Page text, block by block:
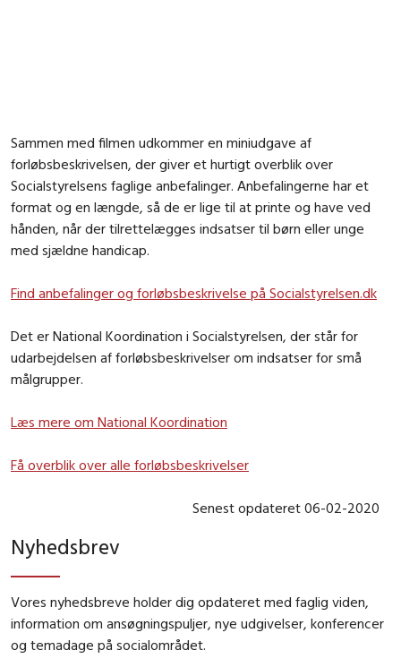
Sammen med filmen udkommer en miniudgave af
forløbsbeskrivelsen, der giver et hurtigt overblik over
Socialstyrelsens faglige anbefalinger. Anbefalingerne har et
format og en længde, så de er lige til at printe og have ved
hånden, når der tilrettelægges indsatser til børn eller unge
med sjældne handicap.
Find anbefalinger og forløbsbeskrivelse på Socialstyrelsen.dk
Det er National Koordination i Socialstyrelsen, der står for
udarbejdelsen af forløbsbeskrivelser om indsatser for små
målgrupper.
Læs mere om National Koordination
Få overblik over alle forløbsbeskrivelser
Senest opdateret 06-02-2020
Nyhedsbrev
Vores nyhedsbreve holder dig opdateret med faglig viden,
information om ansøgningspuljer, nye udgivelser, konferencer
og temadage på socialområdet.